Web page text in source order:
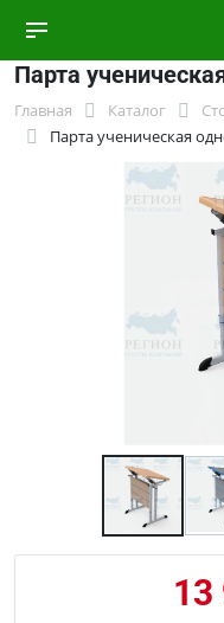
Парта
Главная Каталог
Парта ученическая
13